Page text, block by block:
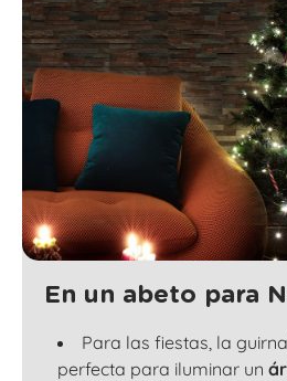
En un abeto para
Para las fiestas, la
perfecta para iluminar un